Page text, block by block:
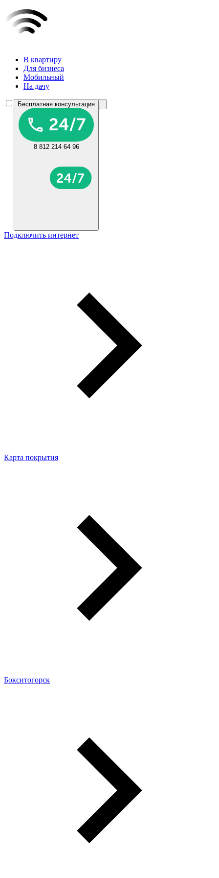
В квартиру
Для бизнеса
Мобильный
На дачу
Бесплатная консультация
8 812 214 64 96
Подключить интернет
Карта покрытия
Бокситогорск